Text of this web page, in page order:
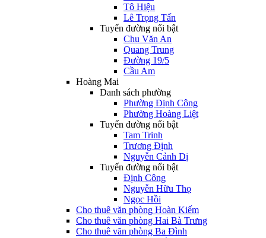
Tô Hiệu
Lê Trọng Tấn
Tuyến đường nổi bật
Chu Văn An
Quang Trung
Đường 19/5
Cầu Am
Hoàng Mai
Danh sách phường
Phường Định Công
Phường Hoàng Liệt
Tuyến đường nổi bật
Tam Trinh
Trương Định
Nguyễn Cảnh Dị
Tuyến đường nổi bật
Định Công
Nguyễn Hữu Thọ
Ngọc Hồi
Cho thuê văn phòng Hoàn Kiếm
Cho thuê văn phòng Hai Bà Trưng
Cho thuê văn phòng Ba Đình